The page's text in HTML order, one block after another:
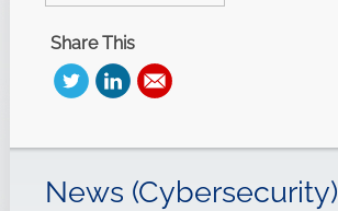
Share This
News (Cybersecurity)